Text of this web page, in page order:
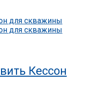
Кессон